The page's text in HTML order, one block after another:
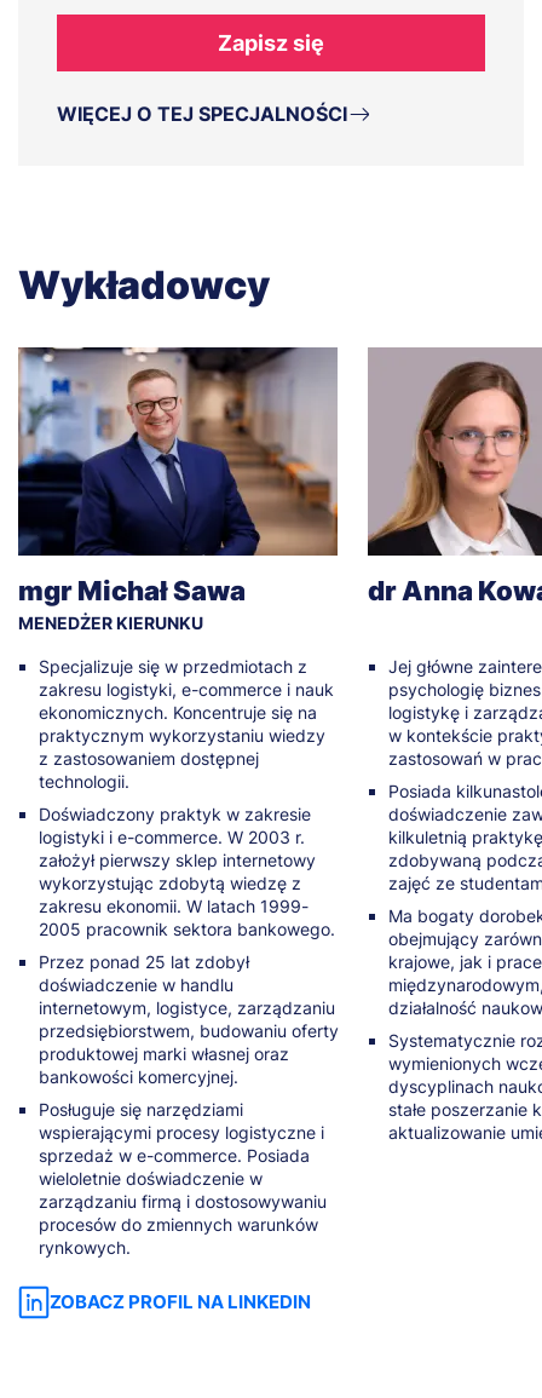
Zapisz się
WIĘCEJ O TEJ SPECJALNOŚCI
Wykładowcy
mgr Michał Sawa
MENEDŻER KIERUNKU
Specjalizuje się w przedmiotach z
zakresu logistyki, e-commerce i nauk
ekonomicznych. Koncentruje się na
praktycznym wykorzystaniu wiedzy
z zastosowaniem dostępnej
technologii.
Doświadczony praktyk w zakresie
logistyki i e-commerce. W 2003 r.
założył pierwszy sklep internetowy
wykorzystując zdobytą wiedzę z
zakresu ekonomii. W latach 1999-
2005 pracownik sektora bankowego.
Przez ponad 25 lat zdobył
doświadczenie w handlu
internetowym, logistyce, zarządzaniu
przedsiębiorstwem, budowaniu oferty
produktowej marki własnej oraz
bankowości komercyjnej.
Posługuje się narzędziami
wspierającymi procesy logistyczne i
sprzedaż w e-commerce. Posiada
wieloletnie doświadczenie w
zarządzaniu firmą i dostosowywaniu
procesów do zmiennych warunków
rynkowych.
ZOBACZ PROFIL NA LINKEDIN
dr Anna
Jej główne
psychologię
logistykę i
w kontekście
zastosowań w
Posiada
doświadczenie
kilkuletnią
zdobywaną
zajęć ze
Ma bogaty
obejmujący
krajowe, jak i
działalność
Systematycznie
wymienionych
dyscyplinach
stałe poszerzanie
aktualizowanie